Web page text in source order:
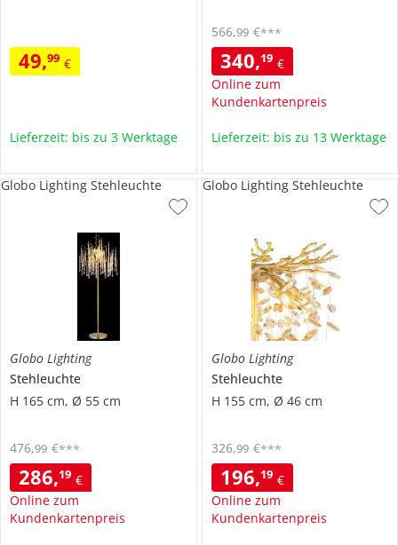
49,99 €
Lieferzeit: bis zu 3 Werktage
340,19 €
Online zum
Kundenkartenpreis
566,99 €***
Lieferzeit: bis zu 13 Werktage
Globo Lighting
Stehleuchte
H 165 cm, Ø 55 cm
286,19 €
Online zum
Kundenkartenpreis
476,99 €***
Globo Lighting Stehleuchte
Globo Lighting
Stehleuchte
H 155 cm, Ø 46 cm
196,19 €
Online zum
Kundenkartenpreis
326,99 €***
Globo Lighting Stehleuchte